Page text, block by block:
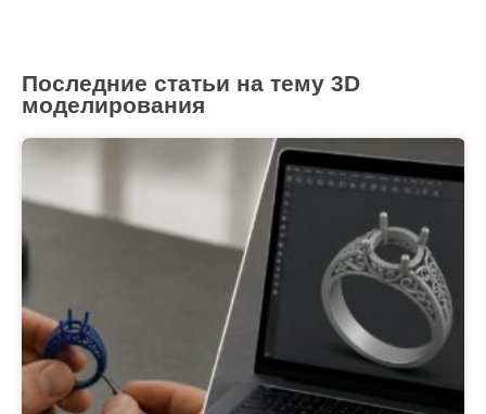
Последние статьи на тему 3D
моделирования